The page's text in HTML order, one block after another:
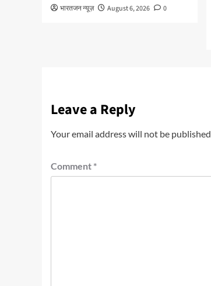
भारतजन न्यूज़ August 6, 2026 0
Leave a Reply
Your email address will not be published.
Comment *